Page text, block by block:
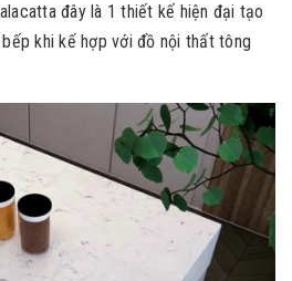
đây là 1 thiết kế hiện đại tạo
khi kế hợp với đồ nội thất tông